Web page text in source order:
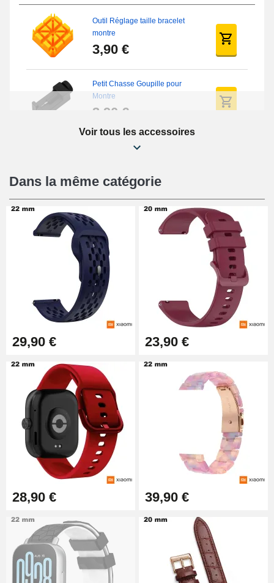
Outil Réglage taille bracelet
montre
3,90 €
Petit Chasse Goupille pour
Montre
3,90 €
Chasses Goupille Long Montre
19,08 €
Chasse-Goupille Montre
4,90 €
Outil Changement Bracelet
Montre Professionnel
49,92 €
Outil Bracelet Montre pas cher
34,92 €
Kit pour Raccourcir Bracelet
Montre
7,90 €
Kit Réparation Montre Débutant
Pied à Coulisse Numérique
9,90 €
Voir tous les accessoires
Dans la même catégorie
29,90 € 23,90 €
28,90 € 39,90 €